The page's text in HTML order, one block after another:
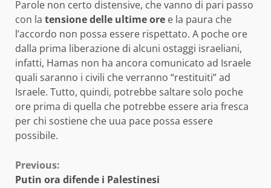
Parole non certo distensive, che vanno di pari passo
con la tensione delle ultime ore e la paura che
l’accordo non possa essere rispettato. A poche ore
dalla prima liberazione di alcuni ostaggi israeliani,
infatti, Hamas non ha ancora comunicato ad Israele
quali saranno i civili che verranno “restituiti” ad
Israele. Tutto, quindi, potrebbe saltare solo poche
ore prima di quella che potrebbe essere aria fresca
per chi sostiene che uua pace possa essere
possibile.
Continue
Previous:
Putin ora difende i Palestinesi